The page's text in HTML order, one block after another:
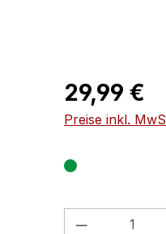
Regulärer Preis:
29,99 €
Preise inkl.
Produkt